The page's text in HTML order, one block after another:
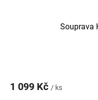
Souprava
1 099 Kč / ks